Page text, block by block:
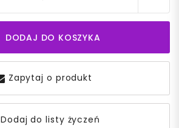
DODAJ DO KOSZYKA
Zapytaj o produkt
Dodaj do listy życzeń